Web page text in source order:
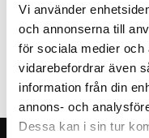
Vi använder
och annonserna till
för sociala medier
vidarebefordrar även
information från din
annons- och
Dessa kan i sin tur
HWPO blir huvudsponsor
Coaches Congress